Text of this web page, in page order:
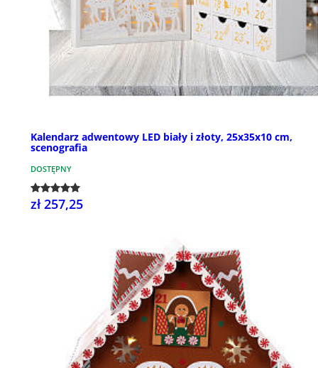
Kalendarz adwentowy LED biały i złoty, 25x35x10 cm,
scenografia
DOSTĘPNY
zł 257,25